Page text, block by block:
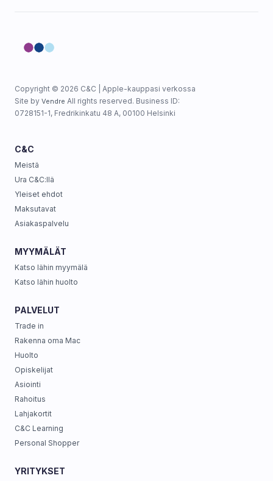
Copyright © 2026 C&C | Apple-kauppasi verkossa
Site by Vendre All rights reserved. Business ID:
0728151-1, Fredrikinkatu 48 A, 00100 Helsinki
C&C
Meistä
Ura C&C:llä
Yleiset ehdot
Maksutavat
Asiakaspalvelu
MYYMÄLÄT
Katso lähin myymälä
Katso lähin huolto
PALVELUT
Trade in
Rakenna oma Mac
Huolto
Opiskelijat
Asiointi
Rahoitus
Lahjakortit
C&C Learning
Personal Shopper
YRITYKSET